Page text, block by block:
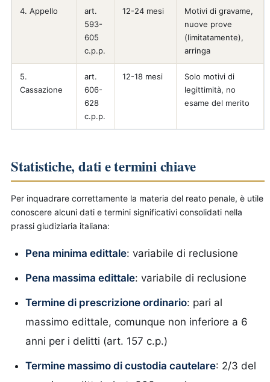
4. Appello
art.
593-
605
c.p.p.
12-24 mesi
Motivi di gravame,
nuove prove
(limitatamente),
arringa
5.
Cassazione
art.
606-
628
c.p.p.
12-18 mesi
Solo motivi di
legittimità, no
esame del merito
Statistiche, dati e termini chiave
Per inquadrare correttamente la materia del reato penale, è utile
conoscere alcuni dati e termini significativi consolidati nella
prassi giudiziaria italiana:
Pena minima edittale: variabile di reclusione
Pena massima edittale: variabile di reclusione
Termine di prescrizione ordinario: pari al
massimo edittale, comunque non inferiore a 6
anni per i delitti (art. 157 c.p.)
Termine massimo di custodia cautelare: 2/3 del